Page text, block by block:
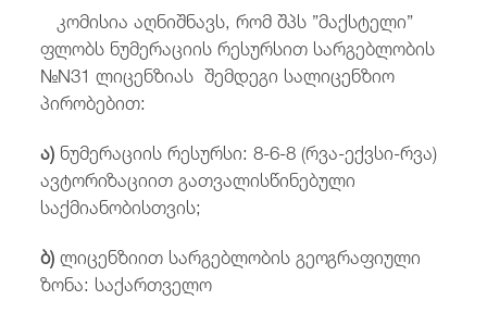
კომისია აღნიშნავს, რომ შპს ”მაქსტელი”
ფლობს ნუმერაციის რესურსით სარგებლობის
№N31 ლიცენზიას შემდეგი სალიცენზიო
პირობებით:
ა)ნუმერაციის რესურსი: 8-6-8 (რვა-ექვსი-რვა)
ავტორიზაციით გათვალისწინებული
საქმიანობისთვის;
ბ)ლიცენზიით სარგებლობის გეოგრაფიული
ზონა: საქართველო